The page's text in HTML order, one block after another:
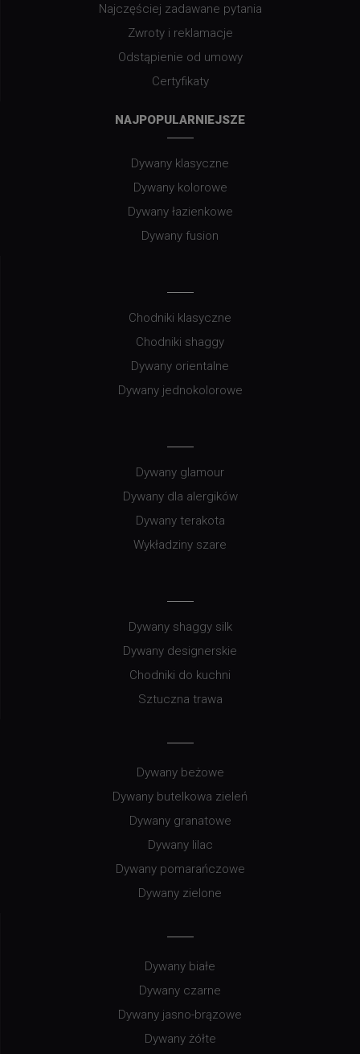
Najczęściej zadawane pytania
Zwroty i reklamacje
Odstąpienie od umowy
Certyfikaty
NAJPOPULARNIEJSZE
Dywany klasyczne
Dywany kolorowe
Dywany łazienkowe
Dywany fusion
Chodniki klasyczne
Chodniki shaggy
Dywany orientalne
Dywany jednokolorowe
Dywany glamour
Dywany dla alergików
Dywany terakota
Wykładziny szare
Dywany shaggy silk
Dywany designerskie
Chodniki do kuchni
Sztuczna trawa
Dywany beżowe
Dywany butelkowa zieleń
Dywany granatowe
Dywany lilac
Dywany pomarańczowe
Dywany zielone
Dywany białe
Dywany czarne
Dywany jasno-brązowe
Dywany żółte